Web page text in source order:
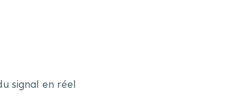
signal en réel